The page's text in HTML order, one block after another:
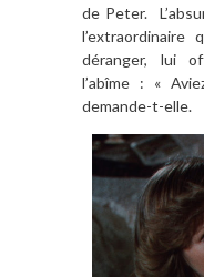
de Peter.
l’extraordinaire
déranger, lui
l’abîme : «
demande-t-elle.